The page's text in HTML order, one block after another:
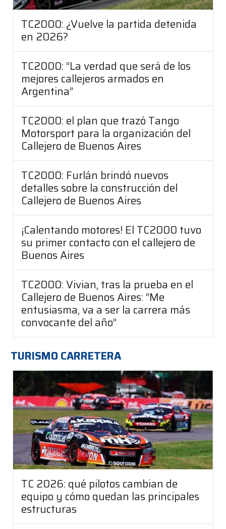
TC2000: ¿Vuelve la partida detenida
en 2026?
TC2000: “La verdad que será de los
mejores callejeros armados en
Argentina”
TC2000: el plan que trazó Tango
Motorsport para la organización del
Callejero de Buenos Aires
TC2000: Furlán brindó nuevos
detalles sobre la construcción del
Callejero de Buenos Aires
¡Calentando motores! El TC2000 tuvo
su primer contacto con el callejero de
Buenos Aires
TC2000: Vivian, tras la prueba en el
Callejero de Buenos Aires: “Me
entusiasma, va a ser la carrera más
convocante del año”
TURISMO CARRETERA
TC 2026: qué pilotos cambian de
equipo y cómo quedan las principales
estructuras